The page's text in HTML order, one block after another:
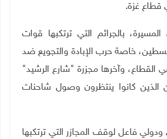
قطاع غزة.
بالجرائم التي ترتكبها قوات
خاصة حرب الإبادة والتجويع ضد
وآخرها مجزرة "شارع الرشيد"
الذين كانوا ينتظرون وصول شاحنات
فاعل لوقف المجازر التي ترتكبها